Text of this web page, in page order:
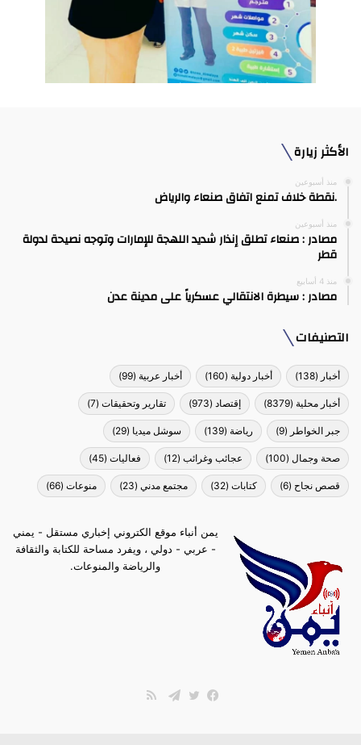
الأكثر زيارة
منذ أسبوعين
.نقطة خلاف تمنع اتفاق صنعاء والرياض
منذ أسبوعين
مصادر : صنعاء تطلق إنذار شديد اللهجة للإمارات وتوجه نصيحة لدولة
قطر
منذ 4 أسابيع
مصادر : سيطرة الانتقالي عسكرياً على مدينة عدن
التصنيفات
أخبار (138) أخبار دولية (160) أخبار عربية (99)
أخبار محلية (8379) إقتصاد (973) تقارير وتحقيقات (7)
جبر الخواطر (9) رياضة (139) سوشل ميديا (29)
صحة وجمال (100) عجائب وغرائب (12) فعاليات (45)
قصص نجاح (6) كتابات (32) مجتمع مدني (23) منوعات (66)
يمن أنباء موقع الكتروني إخباري مستقل - يمني
- عربي - دولي ، ويفرد مساحة للكتابة والثقافة
والرياضة والمنوعات.